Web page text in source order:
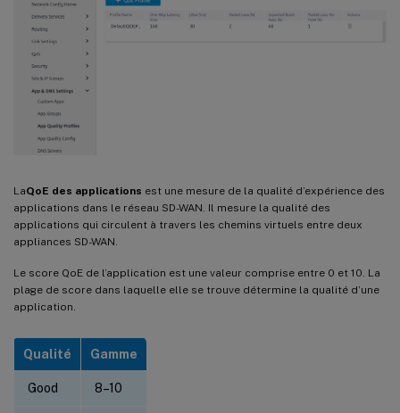
LaQoE des applications est une mesure de la qualité d’expérience des
applications dans le réseau SD-WAN. Il mesure la qualité des
applications qui circulent à travers les chemins virtuels entre deux
appliances SD-WAN.
Le score QoE de l’application est une valeur comprise entre 0 et 10. La
plage de score dans laquelle elle se trouve détermine la qualité d’une
application.
Qualité Gamme
Good 8–10